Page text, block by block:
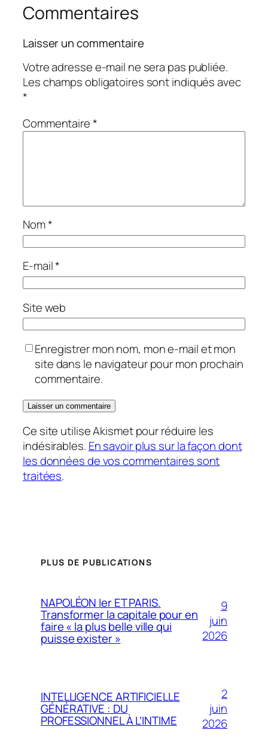
Commentaires
Laisser un commentaire
Votre adresse e-mail ne sera pas publiée.
Les champs obligatoires sont indiqués avec
*
Commentaire*
Nom*
E-mail*
Site web
Enregistrer mon nom, mon e-mail et mon
site dans le navigateur pour mon prochain
commentaire.
Ce site utilise Akismet pour réduire les
indésirables. En savoir plus sur la façon dont
les données de vos commentaires sont
traitées.
PLUS DE PUBLICATIONS
NAPOLÉON Ier ET PARIS.
Transformer la capitale pour en
faire « la plus belle ville qui
puisse exister »
9
juin
2026
INTELLIGENCE ARTIFICIELLE
GÉNÉRATIVE : DU
PROFESSIONNEL À L’INTIME
2
juin
2026